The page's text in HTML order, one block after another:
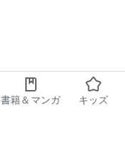
書籍＆マンガ キッズ